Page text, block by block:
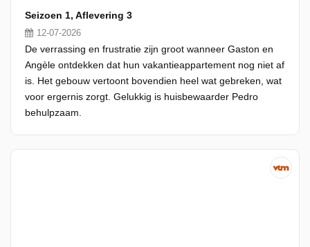
Seizoen 1, Aflevering 3
12-07-2026
De verrassing en frustratie zijn groot wanneer Gaston en
Angèle ontdekken dat hun vakantieappartement nog niet af
is. Het gebouw vertoont bovendien heel wat gebreken, wat
voor ergernis zorgt. Gelukkig is huisbewaarder Pedro
behulpzaam.